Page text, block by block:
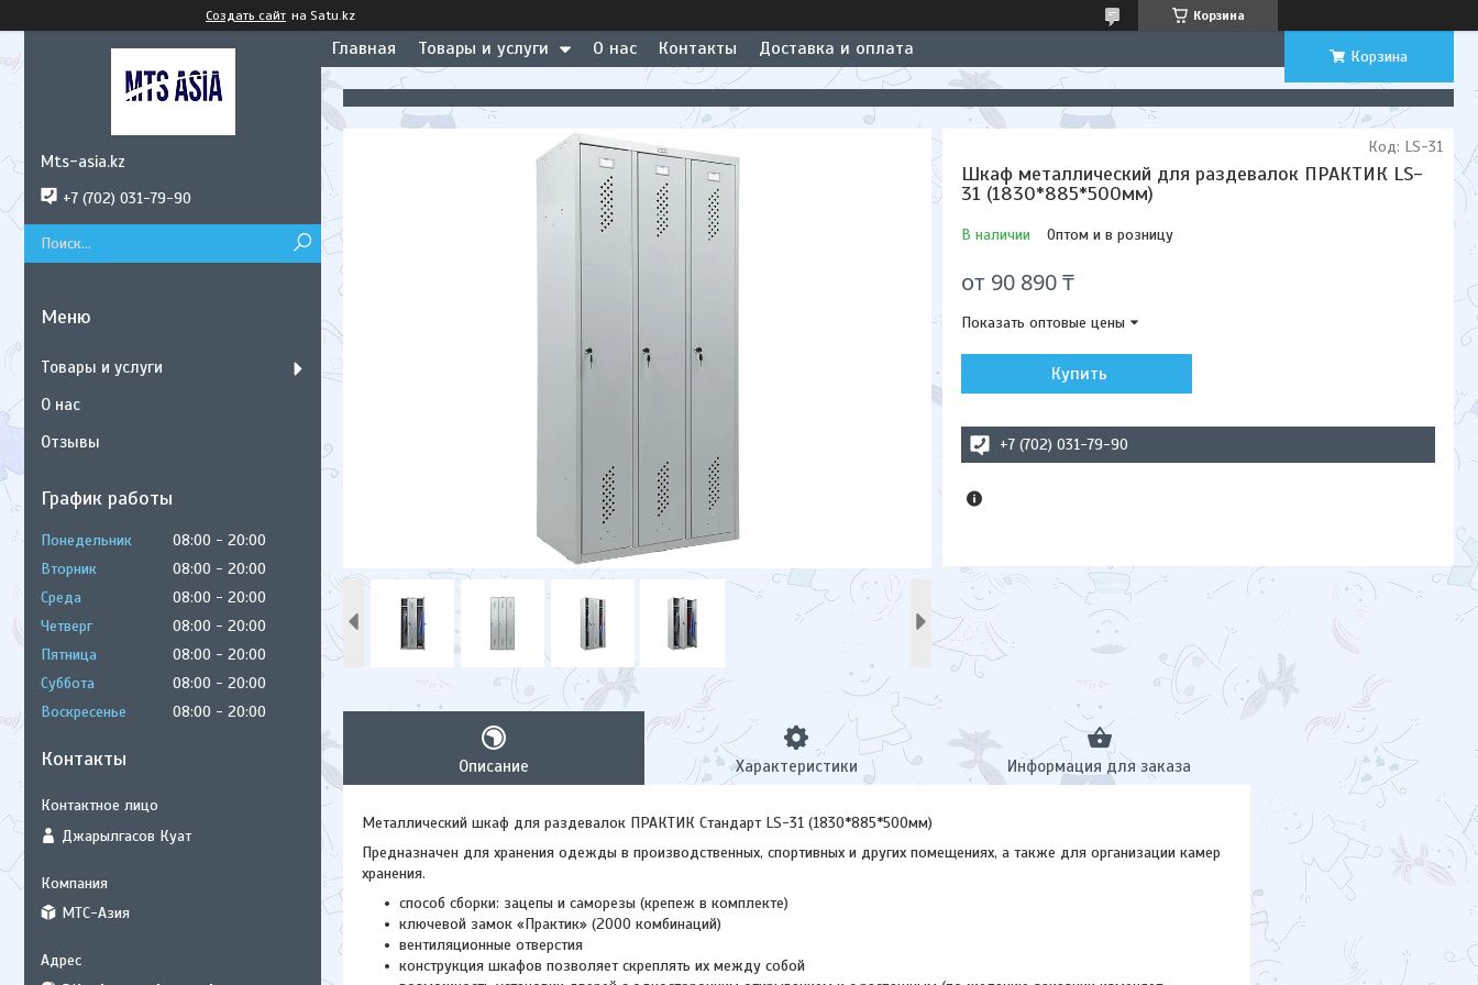
Создать сайт на Satu.kz Корзина
Главная Товары и услуги О нас Контакты Доставка и оплата Корзина
Шкаф металлический для раздевалок ПРАКТИК LS-
31 (1830*885*500мм)
В наличии Оптом и в розницу
Код: LS-31
от 90 890 ₸
Показать оптовые цены
Купить
+7 (702) 031-79-90
Описание Характеристики Информация для заказа
Металлический шкаф для раздевалок ПРАКТИК Стандарт LS-31 (1830*885*500мм)
Предназначен для хранения одежды в производственных, спортивных и других помещениях, а также для организации камер
хранения.
способ сборки: зацепы и саморезы (крепеж в комплекте)
ключевой замок «Практик» (2000 комбинаций)
вентиляционные отверстия
конструкция шкафов позволяет скреплять их между собой
Mts-asia.kz
+7 (702) 031-79-90
Товары и услуги
О нас
Отзывы
График работы
Понедельник 08:00
20:00
Вторник
08:00
20:00
Среда
08:00
20:00
Четверг
08:00
20:00
Пятница
08:00
20:00
Суббота
08:00
20:00
Воскресенье
08:00 20:00
Контакты
Джарылгасов Куат
МТС-Азия